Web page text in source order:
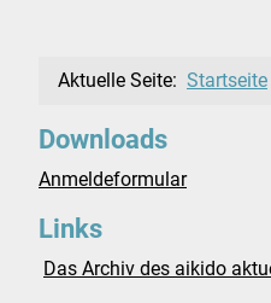
Aktuelle Seite: Startseite
Downloads
Anmeldeformular
Links
Das Archiv des aikido